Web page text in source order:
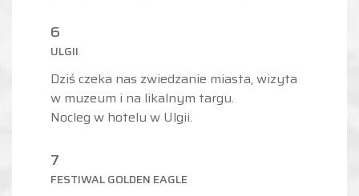
6
ULGII
Dziś czeka nas zwiedzanie miasta, wizyta
w muzeum i na likalnym targu.
Nocleg w hotelu w Ulgii.
7
FESTIWAL GOLDEN EAGLE